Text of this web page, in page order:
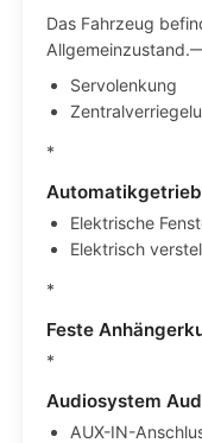
Das Fahrzeug
Servolenkung
*
Elektrische
Elektrisch
*
Feste
*
Audiosystem
AUX-IN-